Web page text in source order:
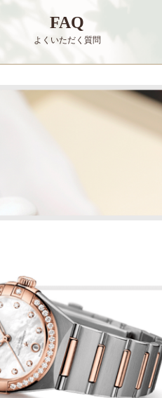
FAQ
よくいただく質問